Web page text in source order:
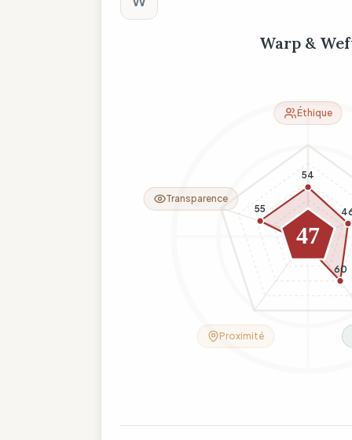
Warp &
54
60
8
55
47
Éthique
Proximité
Transparence